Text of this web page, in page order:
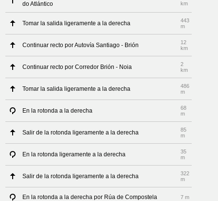
do Atlántico
km
Tomar la salida ligeramente a la derecha
443
m
Continuar recto por Autovía Santiago - Brión
12
km
Continuar recto por Corredor Brión - Noia
2
km
Tomar la salida ligeramente a la derecha
486
m
En la rotonda a la derecha
68
m
Salir de la rotonda ligeramente a la derecha
85
m
En la rotonda ligeramente a la derecha
35
m
Salir de la rotonda ligeramente a la derecha
322
m
En la rotonda a la derecha por Rúa de Compostela 7 m